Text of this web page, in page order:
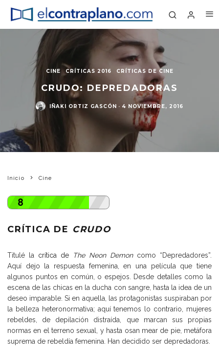
CINE CRÍTICAS 2016 CRÍTICAS DE CINE
CRUDO: DEPREDADORAS
IÑAKI ORTIZ GASCÓN · 4 NOVIEMBRE, 2016
Inicio Cine
8
CRÍTICA DE CRUDO
Titulé la crítica de The Neon Demoncomo “Depredadores”.
Aquí dejo la respuesta femenina, en una película que tiene
algunos puntos en común, o espejos. Desde detalles como la
escena de las chicas en la ducha con sangre, hasta la idea de un
deseo imparable. Si en aquella, las protagonistas suspiraban por
la belleza heteronormativa; aquí tenemos lo contrario, mujeres
rebeldes, de depilación distraída, que marcan sus propias
normas en el terreno sexual, y hasta osan mear de pie, metáfora
suprema de rebeldía femenina. Han decidido ser depredadoras.